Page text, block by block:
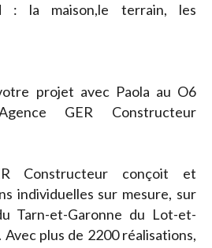
: la maison,le terrain, les
projet avec Paola au O6
GER Constructeur
Constructeur conçoit et
individuelles sur mesure, sur
Tarn-et-Garonne du Lot-et-
plus de 2200 réalisations,